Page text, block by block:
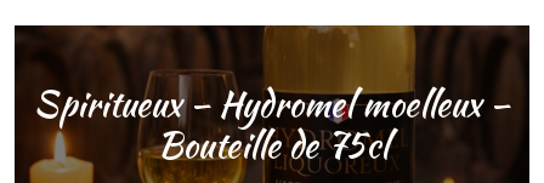
Spiritueux – Hydromel moelleux –
Bouteille de 75cl